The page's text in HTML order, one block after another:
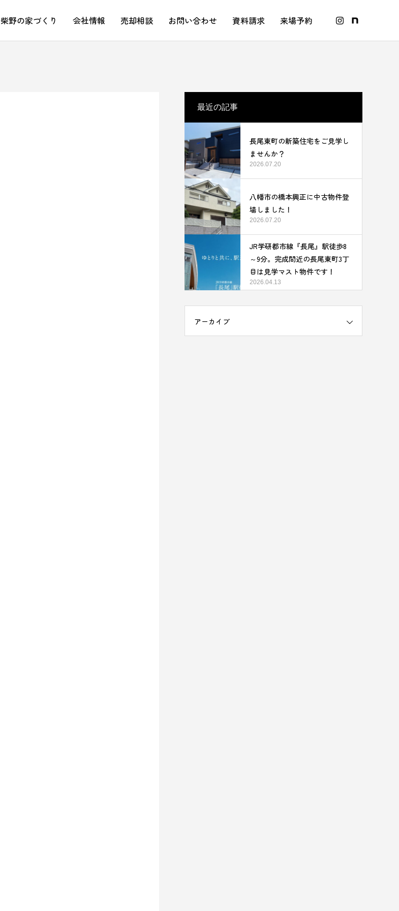
柴野の家づくり 会社情報 売却相談 お問い合わせ 資料請求 来場予約
最近の記事
長尾東町の新築住宅をご見学し
ませんか？
2026.07.20
八幡市の橋本興正に中古物件登
場しました！
2026.07.20
JR学研都市線『長尾』駅徒歩8
～9分。完成間近の長尾東町3丁
目は見学マスト物件です！
2026.04.13
アーカイブ